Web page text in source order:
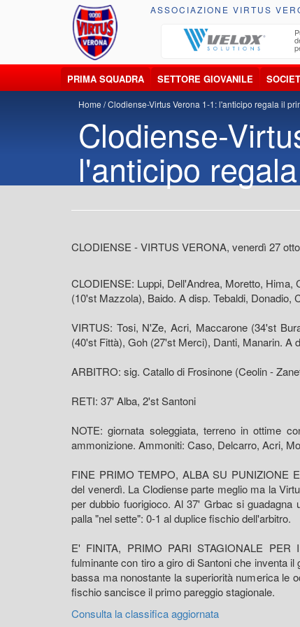
ASSOCIAZIONE VIRTUS
trasporto, smaltimento e recupero di
PRIMA SQUADRA SETTORE GIOVANILE
Home Clodiense-Virtus Verona 1-1: l'anticipo regala il
Clodiense-
l'anticipo
CLODIENSE - VIRTUS VERONA, venerdì 27
CLODIENSE: Luppi, Dell'Andrea, Moretto,
(10'st Mazzola), Baido. A disp. Tebaldi,
VIRTUS: Tosi, N'Ze, Acri, Maccarone (34'st
(40'st Fittà), Goh (27'st Merci), Danti, Manarin. A
ARBITRO: sig. Catallo di Frosinone (Ceolin -
RETI: 37' Alba, 2'st Santoni
NOTE: giornata soleggiata, terreno in ottime
ammonizione. Ammoniti: Caso, Delcarro, Acri,
FINE PRIMO TEMPO, ALBA SU PUNIZIONE
del venerdì. La Clodiense parte meglio ma la
per dubbio fuorigioco. Al 37' Grbac si
palla "nel sette": 0-1 al duplice fischio dell'arbitro.
E' FINITA, PRIMO PARI STAGIONALE
fulminante con tiro a giro di Santoni che inventa
bassa ma nonostante la superiorità numerica le
fischio sancisce il primo pareggio stagionale.
Consulta la classifica aggiornata